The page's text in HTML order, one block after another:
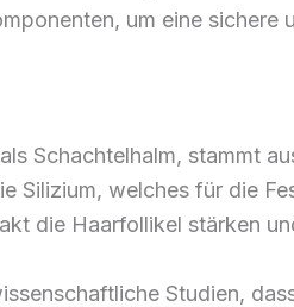
um eine
Schachtelhalm, stammt
Silizium, welches für die
die Haarfollikel stärken
Studien,